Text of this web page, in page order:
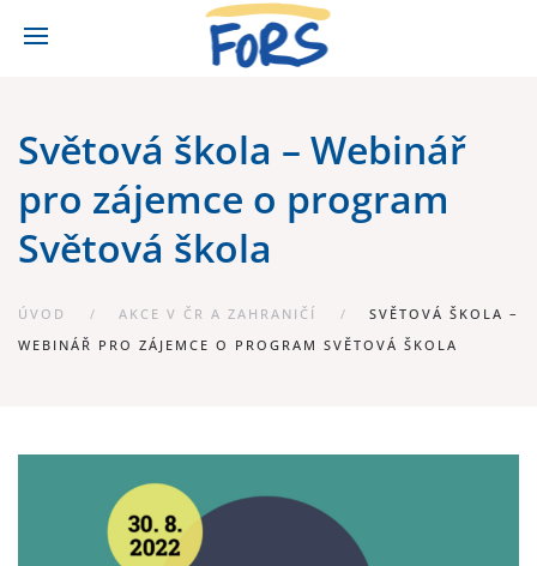
Světová škola – Webinář
pro zájemce o program
Světová škola
ÚVOD AKCE V ČR A ZAHRANIČÍ
SVĚTOVÁ ŠKOLA –
WEBINÁŘ PRO ZÁJEMCE O PROGRAM SVĚTOVÁ ŠKOLA